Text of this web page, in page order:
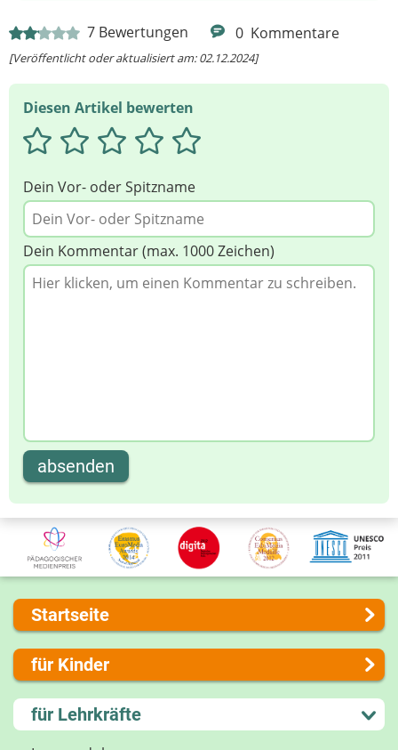
7 Bewertungen 0 Kommentare
[Veröffentlicht oder aktualisiert am: 02.12.2024]
Diesen Artikel bewerten
Dein Vor- oder Spitzname
Dein Kommentar (max. 1000 Zeichen)
absenden
Startseite
Über uns
Presse
Kontakt
Impressum
für Kinder
Lernen und Schule
Hobby und Freizeit
für Lehrkräfte